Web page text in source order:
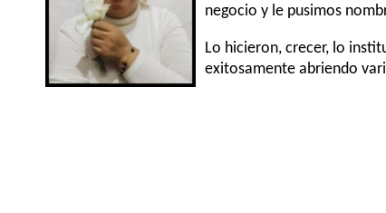
negocio y le pusimos
Lo hicieron, crecer, lo
exitosamente abriendo